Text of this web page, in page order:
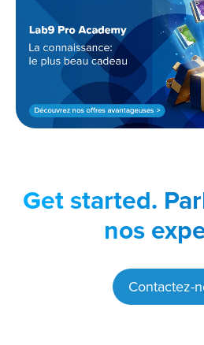
Get started.
nos
Contactez-